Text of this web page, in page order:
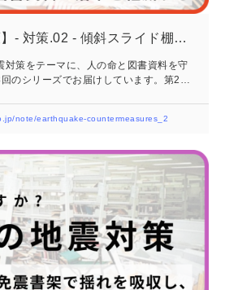
- 対策.02 - 傾斜スライド棚で
note/earthquake-countermeasures_2
対策をテーマに、人の命と図書資料を守
のシリーズでお届けしています。第2弾
すめする、イチオシの地震対策をご紹
よる人的被害、大切な資料の破損、そし
業など、多岐にわたる被害が想定されま
るために...